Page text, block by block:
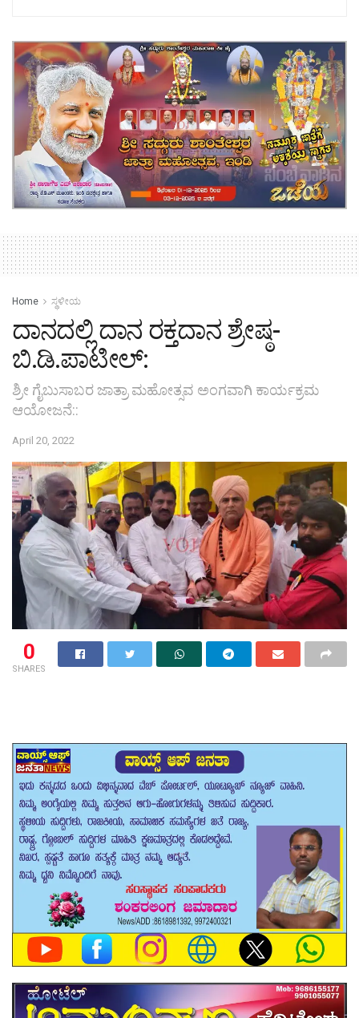
Home ಸ್ಥಳೀಯ
ದಾನದಲ್ಲಿ ದಾನ ರಕ್ತದಾನ ಶ್ರೇಷ್ಠ-
ಬಿ.ಡಿ.ಪಾಟೀಲ್:
ಶ್ರೀ ಗೈಬುಸಾಬರ ಜಾತ್ರಾ ಮಹೋತ್ಸವ ಅಂಗವಾಗಿ ಕಾರ್ಯಕ್ರಮ
ಆಯೋಜನೆ::
April 20, 2022
0
SHARES